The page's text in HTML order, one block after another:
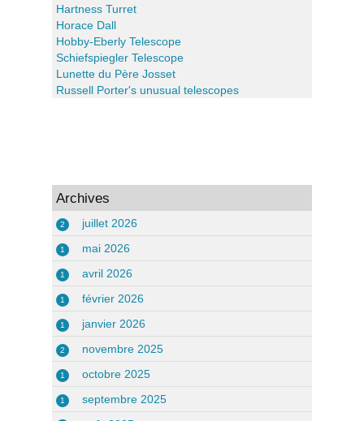
Hartness Turret
Horace Dall
Hobby-Eberly Telescope
Schiefspiegler Telescope
Lunette du Père Josset
Russell Porter's unusual telescopes
Archives
2 juillet 2026
1 mai 2026
1 avril 2026
1 février 2026
1 janvier 2026
2 novembre 2025
1 octobre 2025
1 septembre 2025